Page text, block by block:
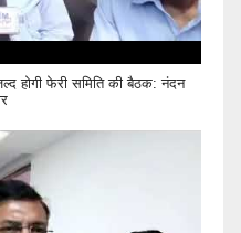
होगी फेरी समिति की बैठक: नंदन